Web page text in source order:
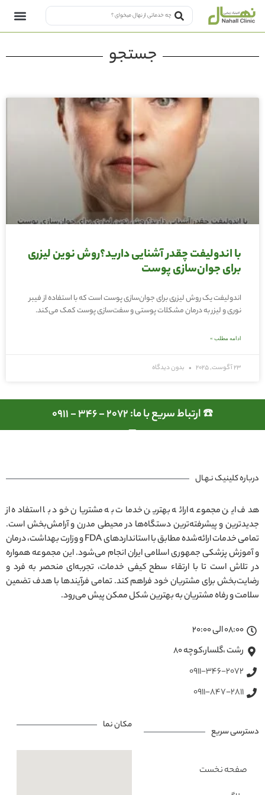
جستجو
با اندولیفت چقدر آشنایی دارید؟روش نوین لیزری
برای جوان‌سازی پوست
اندولیفت یک روش لیزری برای جوان‌سازی پوست است که با استفاده از فیبر
نوری و لیزر به درمان مشکلات پوستی و سفت‌سازی پوست کمک می‌کند.
ادامه مطلب »
23 آگوست, 2025 بدون دیدگاه
☎️ ارتباط سریع با ما: 2072 - 346 - 0911
درباره کلینیک نـهـال
هدف این مجموعه ارائه بهترین خدمات به مشتریان خود با استفاده از
جدیدترین و پیشرفته‌ترین دستگاه‌ها در محیطی مدرن و آرامش‌بخش است.
تمامی خدمات ارائه‌شده مطابق با استانداردهای FDA و وزارت بهداشت، درمان
و آموزش پزشکی جمهوری اسلامی ایران انجام می‌شود. این مجموعه همواره
در تلاش است تا با ارتقاء سطح کیفی خدمات، تجربه‌ای منحصر به فرد و
رضایت‌بخش برای مشتریان خود فراهم کند. تمامی فرآیندها با هدف تضمین
سلامت و رفاه مشتریان به بهترین شکل ممکن پیش می‌رود.
08:00 الی 20:00
رشت ،گلسار،کوچه ۸۰
0911-346-2072
0911-847-2811
دسترسی سریع
صفحه نخست
مکان نما